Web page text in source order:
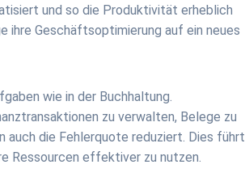
und so die Produktivität erheblich
ihre Geschäftsoptimierung auf ein neues
wie in der Buchhaltung.
zu verwalten, Belege zu
auch die Fehlerquote reduziert. Dies führt
Ressourcen effektiver zu nutzen.